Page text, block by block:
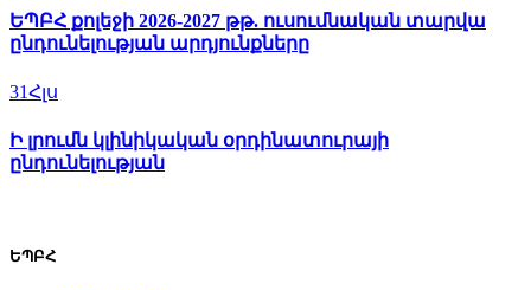
ԵՊԲՀ քոլեջի 2026-2027 թթ. ուսումնական տարվա
ընդունելության արդյունքները
31Հլս
Ի լրումն կլինիկական օրդինատուրայի
ընդունելության
ԵՊԲՀ